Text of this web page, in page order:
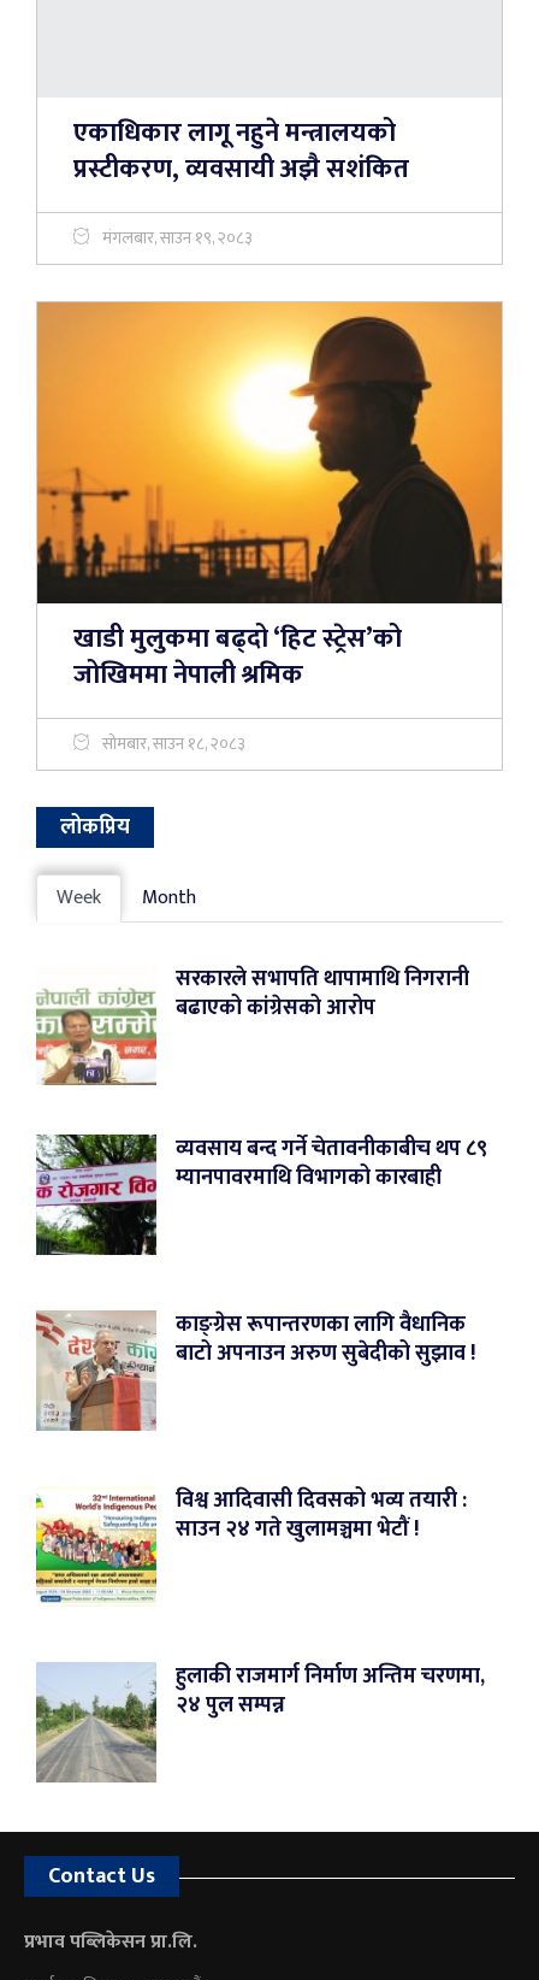
एकाधिकार लागू नहुने मन्त्रालयको
प्रस्टीकरण, व्यवसायी अझै सशंकित
मंगलबार, साउन १९, २०८३
खाडी मुलुकमा बढ्दो ‘हिट स्ट्रेस’को
जोखिममा नेपाली श्रमिक
सोमबार, साउन १८, २०८३
लोकप्रिय
Week Month
सरकारले सभापति थापामाथि निगरानी
बढाएको कांग्रेसको आरोप
व्यवसाय बन्द गर्ने चेतावनीकाबीच थप ८९
म्यानपावरमाथि विभागको कारबाही
काङ्ग्रेस रूपान्तरणका लागि वैधानिक
बाटो अपनाउन अरुण सुबेदीको सुझाव !
विश्व आदिवासी दिवसको भव्य तयारी :
साउन २४ गते खुलामञ्चमा भेटौं !
हुलाकी राजमार्ग निर्माण अन्तिम चरणमा,
२४ पुल सम्पन्न
Contact Us
प्रभाव पब्लिकेसन प्रा.लि.